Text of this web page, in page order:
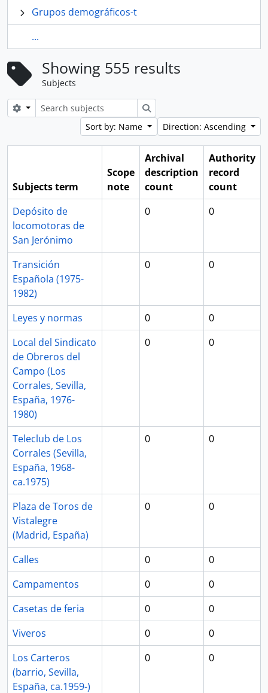
Grupos demográficos-t
...
Showing 555 results
Subjects
Search options
Search
Sort by: Name
Direction: Ascending
Subjects term
Scope
note
Archival
description
count
Authority
record
count
Depósito de
locomotoras de
San Jerónimo
0 0
Transición
Española (1975-
1982)
0 0
Leyes y normas 0
0
Local del Sindicato
de Obreros del
Campo (Los
Corrales, Sevilla,
España, 1976-
1980)
0 0
Teleclub de Los
Corrales (Sevilla,
España, 1968-
ca.1975)
0 0
Plaza de Toros de
Vistalegre
(Madrid, España)
0 0
Calles 0
0
Campamentos
0
0
Casetas de feria
0
0
Viveros
0
0
Los Carteros
(barrio, Sevilla,
España, ca.1959-)
0 0